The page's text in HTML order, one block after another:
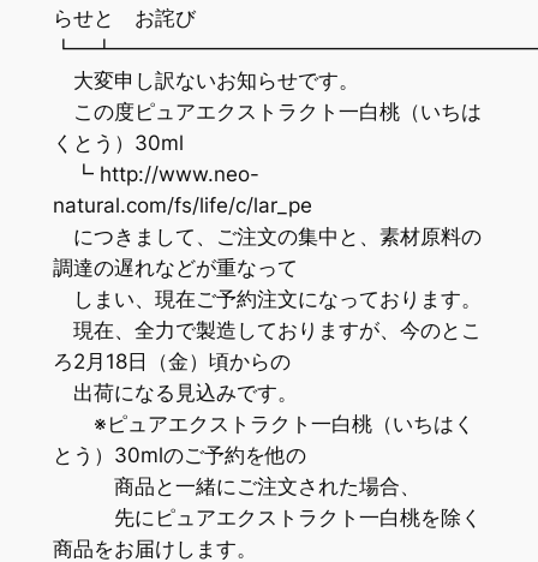
らせと お詫び
大変申し訳ないお知らせです。
この度ピュアエクストラクト一白桃（いちは
くとう）30ml
┗ http://www.neo-
natural.com/fs/life/c/lar_pe
につきまして、ご注文の集中と、素材原料の
調達の遅れなどが重なって
しまい、現在ご予約注文になっております。
現在、全力で製造しておりますが、今のとこ
ろ2月18日（金）頃からの
出荷になる見込みです。
※ピュアエクストラクト一白桃（いちはく
とう）30mlのご予約を他の
商品と一緒にご注文された場合、
先にピュアエクストラクト一白桃を除く
商品をお届けします。